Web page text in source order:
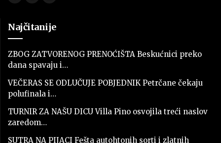
Najčitanije
ZBOG ZATVORENOG PRENOĆIŠTA Beskućnici preko
dana spavaju i…
VEČERAS SE ODLUČUJE POBJEDNIK Petrčane čekaju
polufinala i…
TURNIR ZA NAŠU DICU Villa Pino osvojila treći naslov
zaredom…
SUTRA NA PIJACI Fešta autohtonih sorti i zlatnih